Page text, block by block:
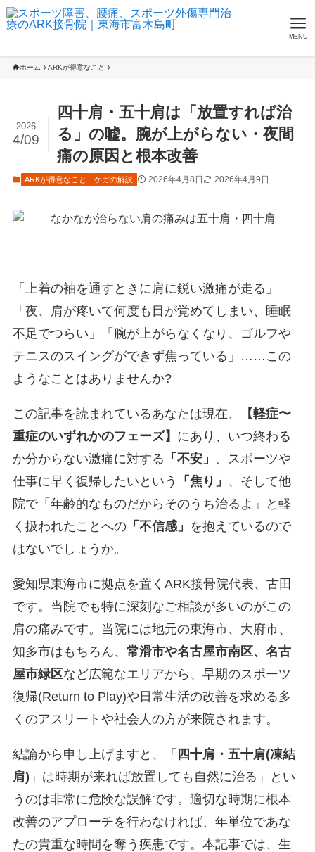
MENU
ホーム ARKが得意なこと
四十肩・五十肩は「放置すれば治
る」の嘘。腕が上がらない・夜間
痛の原因と根本改善
2026
4/09
ARKが得意なこと ケガの解説 2026年4月8日 2026年4月9日
「上着の袖を通すときに肩に鋭い激痛が走る」
「夜、肩が疼いて何度も目が覚めてしまい、睡眠
不足でつらい」「腕が上がらなくなり、ゴルフや
テニスのスイングができず焦っている」……この
ようなことはありませんか?
この記事を読まれているあなたは現在、
【軽症〜
重症のいずれかのフェーズ】 にあり、いつ終わる
か分からない激痛に対する 「不安」 、スポーツや
仕事に早く復帰したいという
「焦り」 、そして他
院で「年齢的なものだからそのうち治るよ」と軽
く扱われたことへの「不信感」 を抱えているので
はないでしょうか。
愛知県東海市に拠点を置くARK接骨院代表、古田
です。当院でも特に深刻なご相談が多いのがこの
肩の痛みです。当院には地元の東海市、大府市、
知多市はもちろん、 常滑市や名古屋市南区、名古
屋市緑区など広範なエリアから、早期のスポーツ
復帰(Return to Play)や日常生活の改善を求める多
くのアスリートや社会人の方が来院されます。
結論から申し上げますと、「 四十肩・五十肩(凍結
肩) 」は時期が来れば放置しても自然に治る」とい
うのは非常に危険な誤解です。適切な時期に根本
改善のアプローチを行わなければ、年単位であな
たの貴重な時間を奪う疾患です。本記事では、生